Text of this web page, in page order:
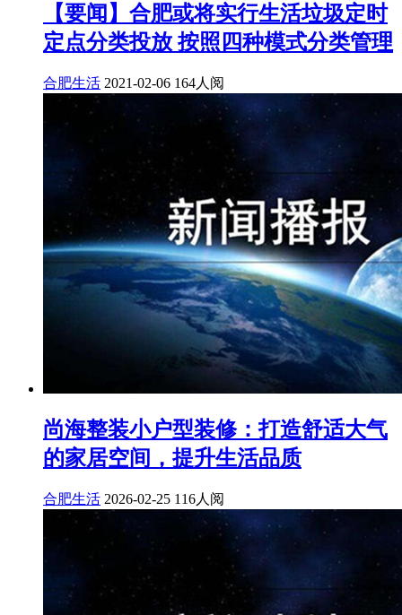
【要闻】合肥或将实行生活垃圾定时
定点分类投放 按照四种模式分类管理
合肥生活 2021-02-06 164人阅
尚海整装小户型装修：打造舒适大气
的家居空间，提升生活品质
合肥生活 2026-02-25 116人阅